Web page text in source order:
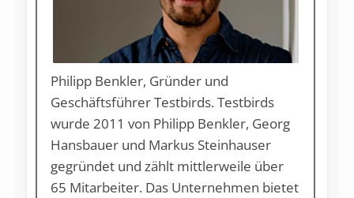
Philipp Benkler, Gründer und
Geschäftsführer Testbirds. Testbirds
wurde 2011 von Philipp Benkler, Georg
Hansbauer und Markus Steinhauser
gegründet und zählt mittlerweile über
65 Mitarbeiter. Das Unternehmen bietet